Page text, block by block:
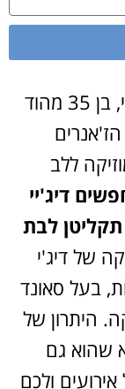
דיג'יי ויטלי, בן 35 מהוד
ללב
דיג'יי
לבת
של דיג'י
בעל סאונד
היתרון של
שהוא גם
ולכם